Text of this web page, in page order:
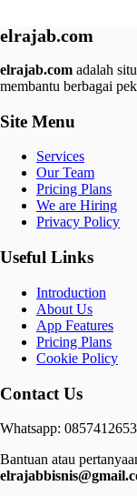
elrajab.com
elrajab.com adalah
membantu berbagai
Site Menu
Services
Our Team
Pricing Plans
We are Hiring
Privacy Policy
Useful Links
Introduction
About Us
App Features
Pricing Plans
Cookie Policy
Contact Us
Whatsapp:
Bantuan atau